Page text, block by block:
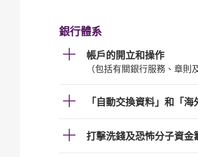
銀行體系
帳戶的開立和操作
（包括有關銀行服務、章則
「自動交換資料」和「海
打擊洗錢及恐怖分子資金